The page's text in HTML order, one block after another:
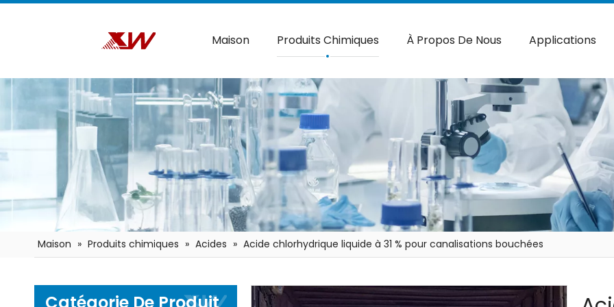
Maison Produits Chimiques À Propos De Nous Applications
Maison » Produits chimiques » Acides » Acide chlorhydrique liquide à 31 % pour canalisations bouchées